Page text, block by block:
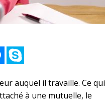
auquel il travaille. Ce qui
à une mutuelle, le